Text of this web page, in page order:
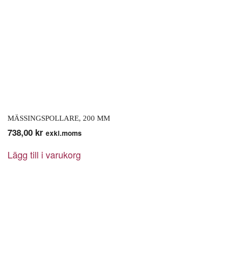
MÄSSINGSPOLLARE, 200 MM
738,00 kr exkl.moms
Lägg till i varukorg